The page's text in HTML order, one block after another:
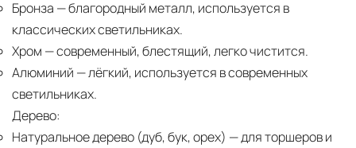
Бронза — благородный металл, используется в
классических светильниках.
Хром — современный, блестящий, легко чистится.
Алюминий — лёгкий, используется в современных
светильниках.
Дерево:
Натуральное дерево (дуб, бук, орех) — для торшеров и